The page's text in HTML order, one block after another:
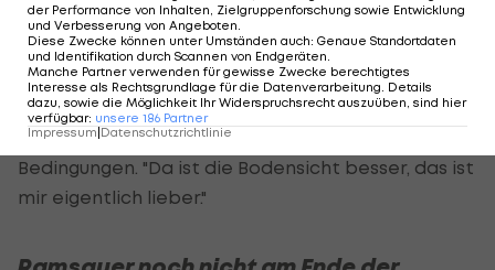
fahren und springen. Ich hatte ja nicht mehr
damit gerechnet, dass es sich mit der
Qualifikation ausgeht."
Erfreut ist Ramsauer über die Flutlicht-
Bedingungen. "Da ist die Bodensicht besser, das ist
mir eigentlich lieber."
der Performance von Inhalten, Zielgruppenforschung sowie Entwicklung
und Verbesserung von Angeboten.
Diese Zwecke können unter Umständen auch: Genaue Standortdaten
und Identifikation durch Scannen von Endgeräten.
Manche Partner verwenden für gewisse Zwecke berechtigtes
Interesse als Rechtsgrundlage für die Datenverarbeitung. Details
dazu, sowie die Möglichkeit Ihr Widerspruchsrecht auszuüben, sind hier
verfügbar: unsere 186 Partner
Impressum Datenschutzrichtlinie